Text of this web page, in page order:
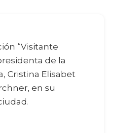
“Visitante
de la
Cristina Elisabet
en su